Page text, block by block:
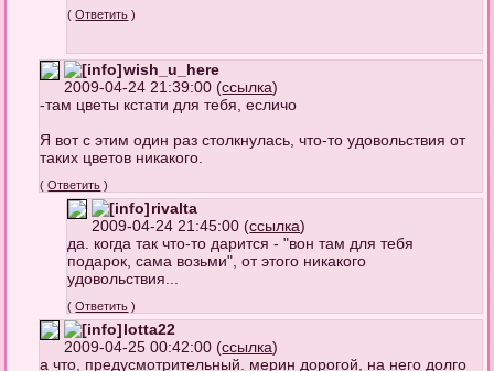
(Ответить )
wish_u_here
2009-04-24 21:39:00 (ссылка)
-там цветы кстати для тебя, есличо
Я вот с этим один раз столкнулась, что-то удовольствия от
таких цветов никакого.
(Ответить )
rivalta
2009-04-24 21:45:00 (ссылка)
да. когда так что-то дарится - "вон там для тебя
подарок, сама возьми", от этого никакого
удовольствия...
(Ответить )
lotta22
2009-04-25 00:42:00 (ссылка)
a что, предусмотрительный. мерин дорогой, на него долго